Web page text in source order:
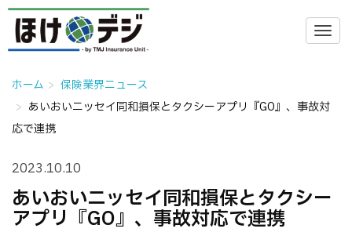
ホーム
保険業界ニュース
あいおいニッセイ同和損保とタクシーアプリ『GO』、事故対
応で連携
2023.10.10
あいおいニッセイ同和損保とタクシー
アプリ『GO』、事故対応で連携